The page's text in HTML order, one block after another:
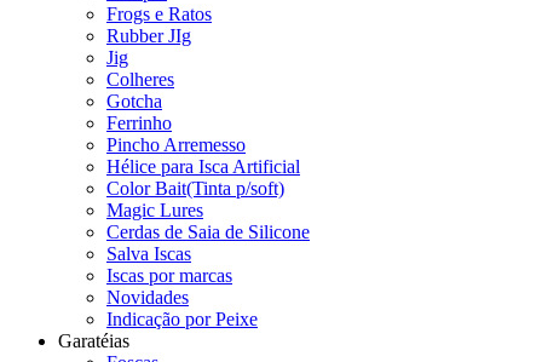
Frogs e Ratos
Rubber JIg
Jig
Colheres
Gotcha
Ferrinho
Pincho Arremesso
Hélice para Isca Artificial
Color Bait(Tinta p/soft)
Magic Lures
Cerdas de Saia de Silicone
Salva Iscas
Iscas por marcas
Novidades
Indicação por Peixe
Garatéias